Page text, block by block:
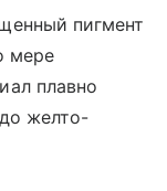
пигмент
мере
плавно
желто-